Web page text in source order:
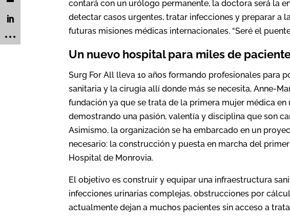
contará con un urólogo permanente, la doctora será la
detectar casos urgentes, tratar infecciones y preparar a
futuras misiones médicas internacionales. “Seré el
Un nuevo hospital para miles de
Surg For All lleva 10 años formando profesionales para
sanitaria y la cirugía allí donde más se necesita, Anne-
fundación ya que se trata de la primera mujer médica
demostrando una pasión, valentía y disciplina que son
Asimismo, la organización se ha embarcado en un
necesario: la construcción y puesta en marcha del
Hospital de Monrovia.
El objetivo es construir y equipar una infraestructura
infecciones urinarias complejas, obstrucciones por
actualmente dejan a muchos pacientes sin acceso a